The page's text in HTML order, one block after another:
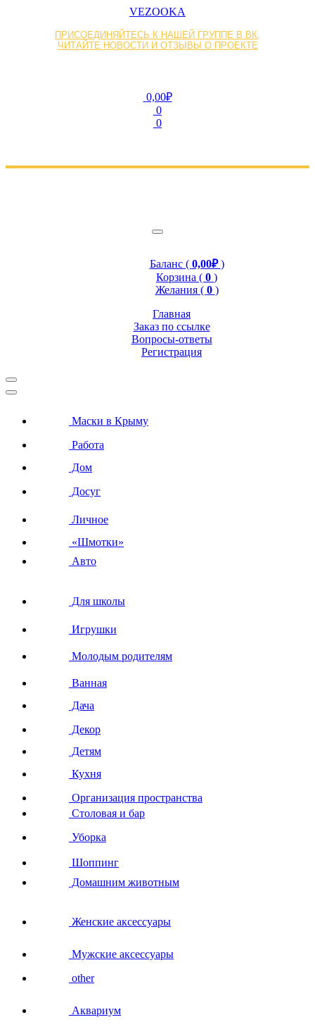
VEZOOKA
ПРИСОЕДИНЯЙТЕСЬ К НАШЕЙ ГРУППЕ В ВК,
ЧИТАЙТЕ НОВОСТИ И ОТЗЫВЫ О ПРОЕКТЕ
0,00₽
0
0
Баланс ( 0,00₽)
Корзина ( 0 )
Желания ( 0 )
Главная
Заказ по ссылке
Вопросы-ответы
Регистрация
Маски в Крыму
Работа
Дом
Досуг
Личное
«Шмотки»
Авто
Для школы
Игрушки
Молодым родителям
Ванная
Дача
Декор
Детям
Кухня
Организация пространства
Столовая и бар
Уборка
Шоппинг
Домашним животным
Женские аксессуары
Мужские аксессуары
other
Аквариум